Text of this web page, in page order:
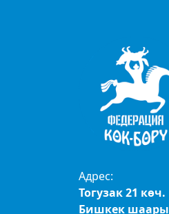
Адрес:
Тогузак 21 көч.
Бишкек шаары